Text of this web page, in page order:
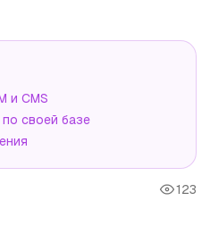
и CMS
своей базе
123